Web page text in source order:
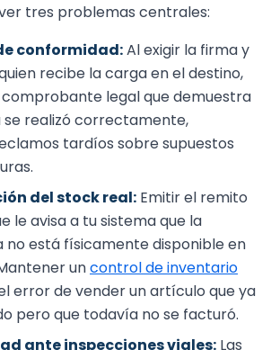
tres problemas centrales:
conformidad:Al exigir la firma y
recibe la carga en el destino,
legal que demuestra
se realizó correctamente,
tardíos sobre supuestos
del stock real: Emitir el remito
le avisa a tu sistema que la
no está físicamente disponible en
uncontrol de inventario
error de vender un artículo que ya
pero que todavía no se facturó.
ante inspecciones viales: Las